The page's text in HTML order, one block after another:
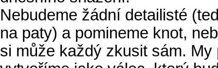
Nebudeme žádní detailisté
na paty) a pomineme knot,
si může každý zkusit sám.